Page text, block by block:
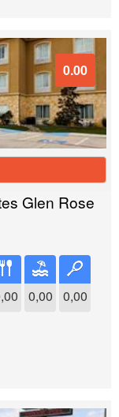
0.00
Glen Rose
0,00 0,00